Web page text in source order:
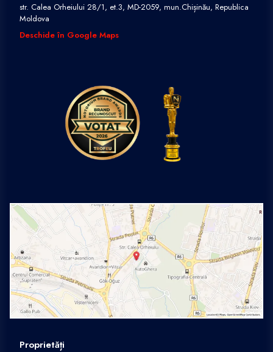
str. Calea Orheiului 28/1, et.3, MD-2059, mun.Chișinău, Republica
Moldova
Deschide în Google Maps
Proprietăți